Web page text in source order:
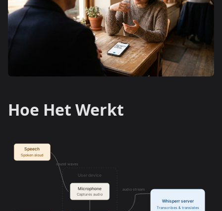
Hoe Het Werkt